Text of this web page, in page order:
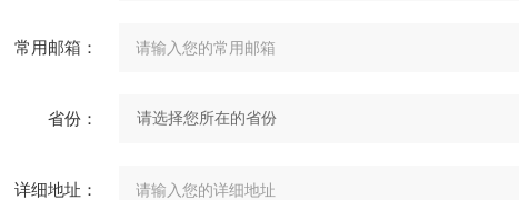
常用邮箱：
省份：
详细地址：